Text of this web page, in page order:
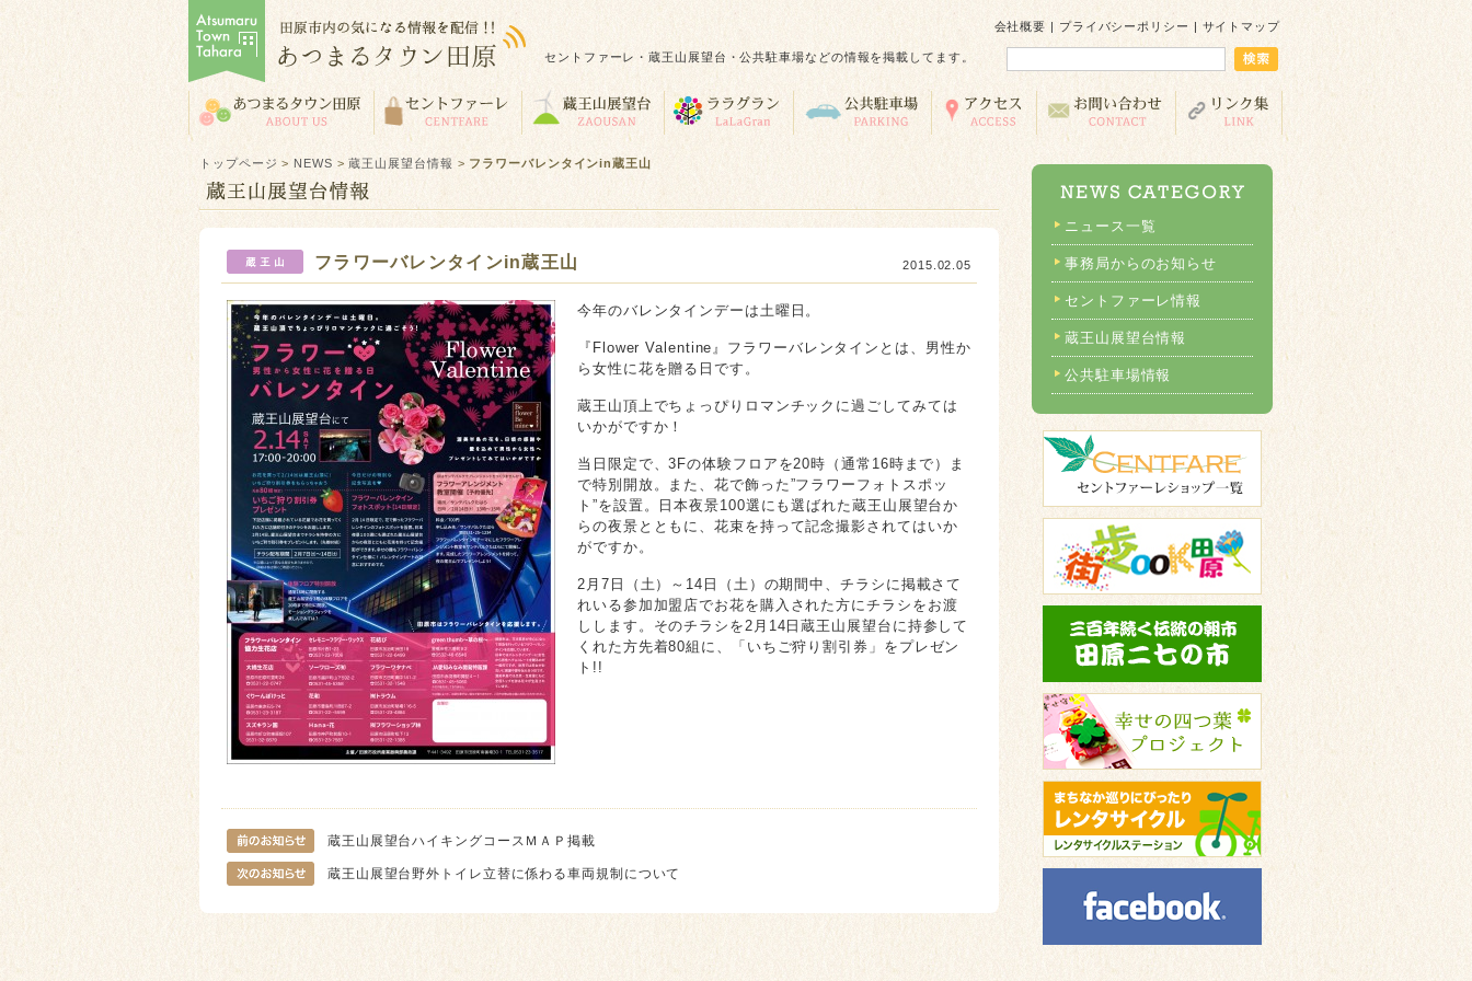
セントファーレ・蔵王山展望台・公共駐車場などの情報を掲載してます。
会社概要 | プライバシーポリシー | サイトマップ
トップページ > NEWS >蔵王山展望台情報 > フラワーバレンタインin蔵王山
フラワーバレンタインin蔵王山 2015.02.05
今年のバレンタインデーは土曜日。
『Flower Valentine』フラワーバレンタインとは、男性か
ら女性に花を贈る日です。
蔵王山頂上でちょっぴりロマンチックに過ごしてみては
いかがですか！
当日限定で、3Fの体験フロアを20時（通常16時まで）ま
で特別開放。また、花で飾った”フラワーフォトスポッ
ト”を設置。日本夜景100選にも選ばれた蔵王山展望台か
らの夜景とともに、花束を持って記念撮影されてはいか
がですか。
2月7日（土）～14日（土）の期間中、チラシに掲載さて
れいる参加加盟店でお花を購入された方にチラシをお渡
しします。そのチラシを2月14日蔵王山展望台に持参して
くれた方先着80組に、「いちご狩り割引券」をプレゼン
ト!!
蔵王山展望台ハイキングコースＭＡＰ掲載
蔵王山展望台野外トイレ立替に係わる車両規制について
ニュース一覧
事務局からのお知らせ
セントファーレ情報
蔵王山展望台情報
公共駐車場情報